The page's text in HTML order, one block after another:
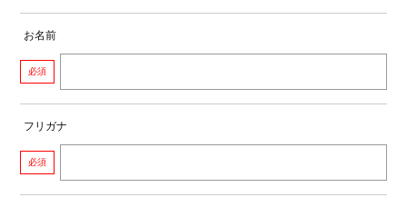
お名前
必須
フリガナ
必須